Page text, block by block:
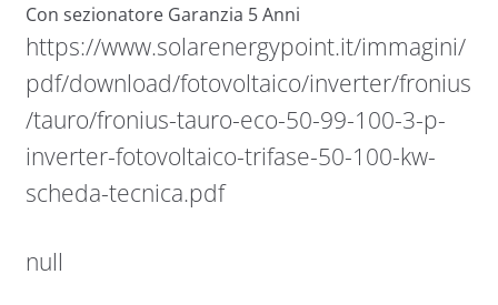
Con sezionatore Garanzia 5 Anni
https://www.solarenergypoint.it/immagini/
pdf/download/fotovoltaico/inverter/fronius
/tauro/fronius-tauro-eco-50-99-100-3-p-
inverter-fotovoltaico-trifase-50-100-kw-
scheda-tecnica.pdf
null